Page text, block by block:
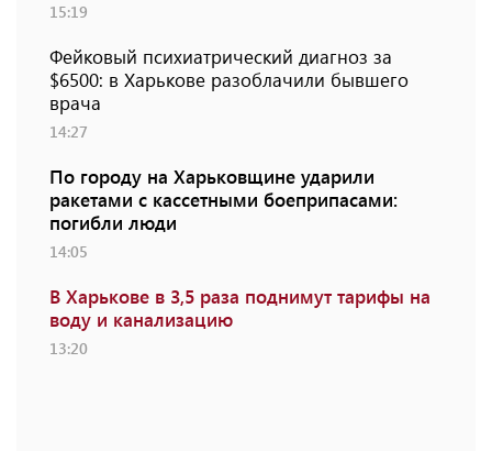
15:19
Фейковый психиатрический диагноз за
$6500: в Харькове разоблачили бывшего
врача
14:27
По городу на Харьковщине ударили
ракетами с кассетными боеприпасами:
погибли люди
14:05
В Харькове в 3,5 раза поднимут тарифы на
воду и канализацию
13:20